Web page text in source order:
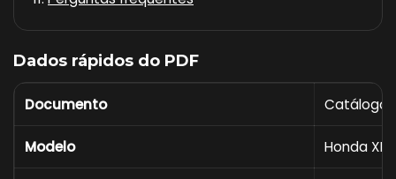
Dados rápidos do PDF
Documento Catálogo
Modelo Honda